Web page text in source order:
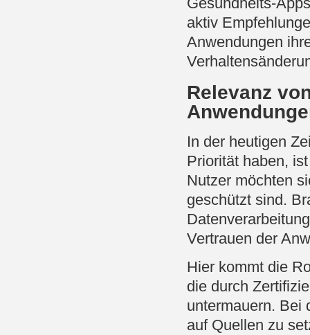
aktiv
Anwendungen
Relevanz
In der heutigen
Priorität haben,
Nutzer möchten
geschützt sind.
Vertrauen der
Hier kommt die
die durch
untermauern. Bei
auf Quellen zu